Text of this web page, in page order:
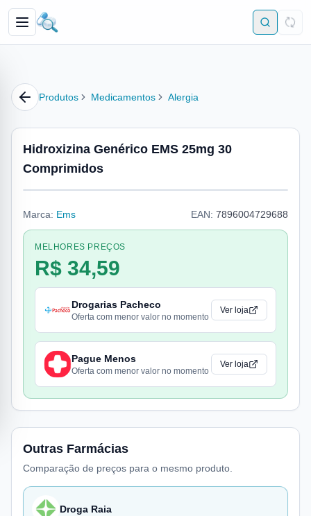
Produtos Medicamentos Alergia
Hidroxizina Genérico EMS 25mg 30
Comprimidos
Marca: Ems EAN: 7896004729688
MELHORES PREÇOS
R$ 34,59
Drogarias Pacheco
Oferta com menor valor no momento
Ver loja
Pague Menos
Oferta com menor valor no momento
Ver loja
Outras Farmácias
Comparação de preços para o mesmo produto.
Droga Raia